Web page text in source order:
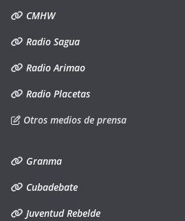
CMHW
Radio Sagua
Radio Arimao
Radio Placetas
Otros medios de prensa
Granma
Cubadebate
Juventud Rebelde